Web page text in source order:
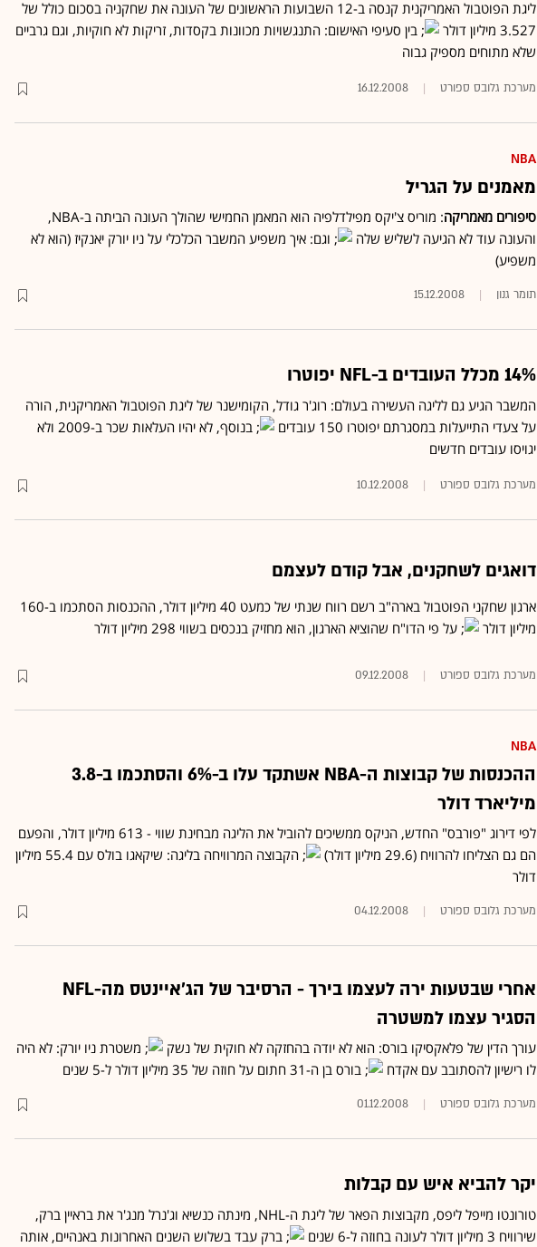
ליגת הפוטבול האמריקנית קנסה ב-12 השבועות הראשונים של העונה את שחקניה בסכום כולל של
3.527 מיליון דולר
בין סעיפי האישום: התנגשויות מכוונות בקסדות, זריקות לא חוקיות, וגם גרביים
שלא מתוחים מספיק גבוה
מערכת גלובס ספורט 16.12.2008
NBA
מאמנים על הגריל
סיפורים מאמריקה
: מוריס צ'יקס מפילדלפיה הוא המאמן החמישי שהולך העונה הביתה ב-NBA,
והעונה עוד לא הגיעה לשליש שלה
וגם: איך משפיע המשבר הכלכלי על ניו יורק יאנקיז (הוא לא
משפיע)
תומר גנון 15.12.2008
14% מכלל העובדים ב-NFL יפוטרו
המשבר הגיע גם לליגה העשירה בעולם: רוג'ר גודל, הקומישנר של ליגת הפוטבול האמריקנית, הורה
על צעדי התייעלות במסגרתם יפוטרו 150 עובדים
בנוסף, לא יהיו העלאות שכר ב-2009 ולא
יגויסו עובדים חדשים
מערכת גלובס ספורט 10.12.2008
דואגים לשחקנים, אבל קודם לעצמם
ארגון שחקני הפוטבול בארה"ב רשם רווח שנתי של כמעט 40 מיליון דולר, ההכנסות הסתכמו ב-160
מיליון דולר
על פי הדו"ח שהוציא הארגון, הוא מחזיק בנכסים בשווי 298 מיליון דולר
מערכת גלובס ספורט 09.12.2008
NBA
ההכנסות של קבוצות ה-NBA אשתקד עלו ב-6% והסתכמו ב-3.8
מיליארד דולר
לפי דירוג "פורבס" החדש, הניקס ממשיכים להוביל את הליגה מבחינת שווי - 613 מיליון דולר, והפעם
הם גם הצליחו להרוויח (29.6 מיליון דולר)
הקבוצה המרוויחה בליגה: שיקאגו בולס עם 55.4 מיליון
דולר
מערכת גלובס ספורט 04.12.2008
אחרי שבטעות ירה לעצמו בירך - הרסיבר של הג'איינטס מה-NFL
הסגיר עצמו למשטרה
עורך הדין של פלאקסיקו בורס: הוא לא יודה בהחזקה לא חוקית של נשק
משטרת ניו יורק: לא היה
לו רישיון להסתובב עם אקדח
בורס בן ה-31 חתום על חוזה של 35 מיליון דולר ל-5 שנים
מערכת גלובס ספורט 01.12.2008
יקר להביא איש עם קבלות
טורונטו מייפל ליפס, מקבוצות הפאר של ליגת ה-NHL, מינתה כנשיא וג'נרל מנג'ר את בראיין ברק,
שירוויח 3 מיליון דולר לעונה בחוזה ל-6 שנים
ברק עבד בשלוש השנים האחרונות באנהיים, אותה